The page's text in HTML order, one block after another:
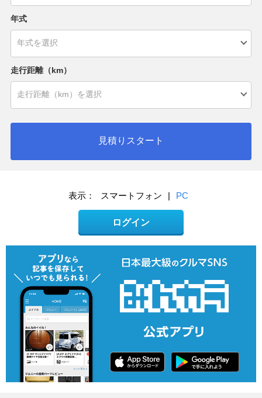
年式
走行距離（km）
見積りスタート
表示： スマートフォン | PC
ログイン